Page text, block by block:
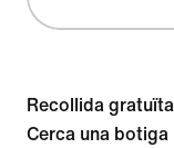
Recollida gratuïta
Cerca una botiga